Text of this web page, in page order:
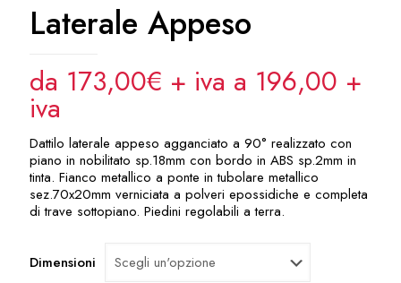
Laterale Appeso
da 173,00€ + iva a 196,00 +
iva
Dattilo laterale appeso agganciato a 90° realizzato con
piano in nobilitato sp.18mm con bordo in ABS sp.2mm in
tinta. Fianco metallico a ponte in tubolare metallico
sez.70x20mm verniciata a polveri epossidiche e completa
di trave sottopiano. Piedini regolabili a terra.
Dimensioni